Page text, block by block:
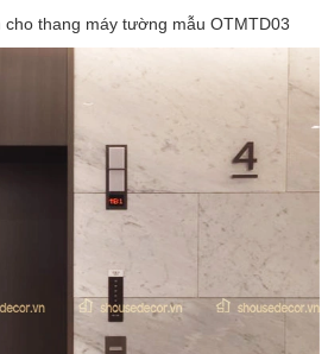
cho thang máy tường mẫu OTMTD03